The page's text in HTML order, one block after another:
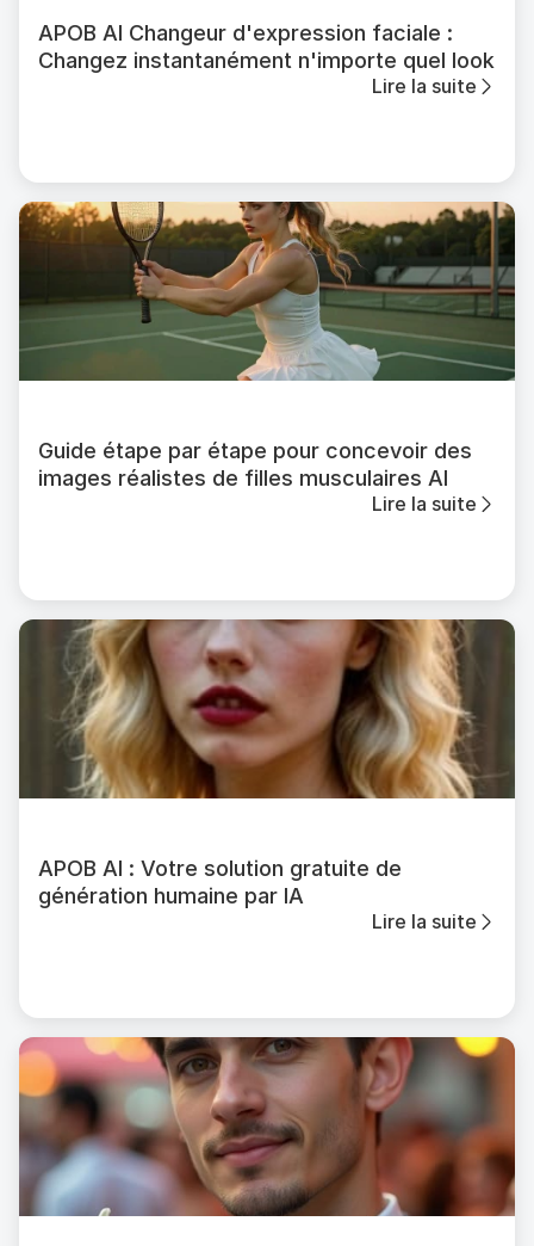
APOB AI Changeur d'expression faciale :
Changez instantanément n'importe quel look
Lire la suite
Guide étape par étape pour concevoir des
images réalistes de filles musculaires AI
Lire la suite
APOB AI : Votre solution gratuite de
génération humaine par IA
Lire la suite